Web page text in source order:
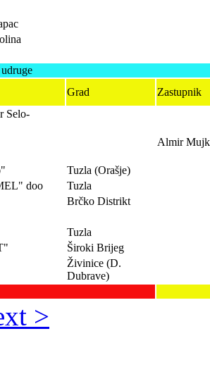
Grad Zastupnik
Selo-
Almir
Tuzla (Orašje)
doo
Tuzla
Brčko Distrikt
Tuzla
Široki Brijeg
Živinice (D.
Dubrave)
>